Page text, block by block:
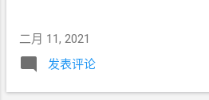
二月 11, 2021
发表评论